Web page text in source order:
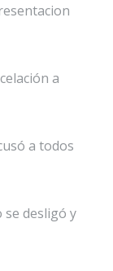
a
a todos
desligó y